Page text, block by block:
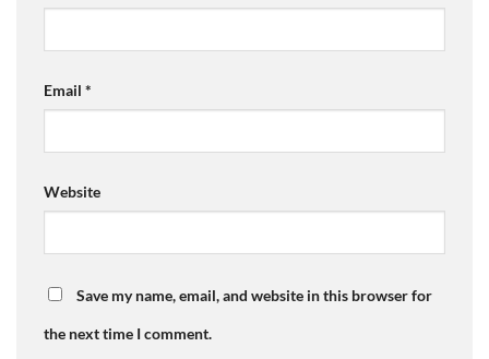
Email *
Website
Save my name, email, and website in this browser for
the next time I comment.